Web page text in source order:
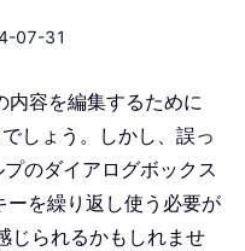
07-31
容を編集するために
しょう。しかし、誤っ
のダイアログボックス
を繰り返し使う必要が
じられるかもしれませ